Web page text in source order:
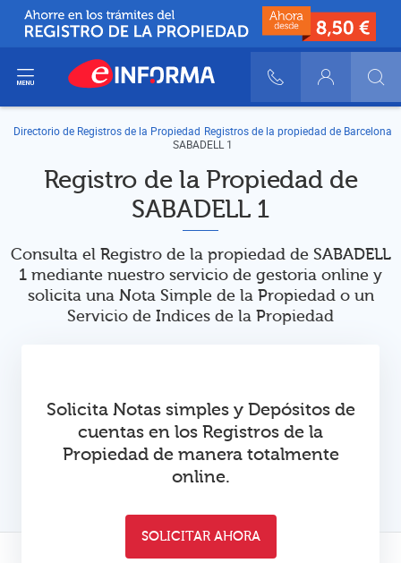
900 10 30 20
Login
del menú
Directorio de Registros de la Propiedad Registros de la propiedad de Barcelona
SABADELL 1
Registro de la Propiedad de
SABADELL 1
Consulta el Registro de la propiedad de SABADELL
1 mediante nuestro servicio de gestoria online y
solicita una Nota Simple de la Propiedad o un
Servicio de Indices de la Propiedad
Solicita Notas simples y Depósitos de
cuentas en los Registros de la
Propiedad de manera totalmente
online.
SOLICITAR AHORA